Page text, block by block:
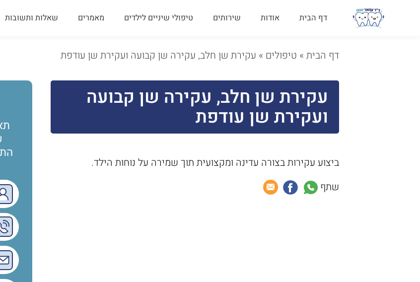
דף הבית אודות שירותים טיפולי שיניים לילדים מאמרים שאלות ותשובות
דף הבית» טיפולים » עקירת שן חלב, עקירה שן קבועה ועקירת שן עודפת
עקירת שן חלב, עקירה שן קבועה
ועקירת שן עודפת
ביצוע עקירות בצורה עדינה ומקצועית תוך שמירה על נוחות הילד.
שתף